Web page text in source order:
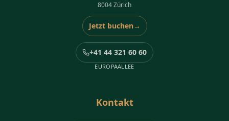
8004 Zürich
Jetzt buchen→
+41 44 321 60 60
EUROPAALLEE
Kontakt